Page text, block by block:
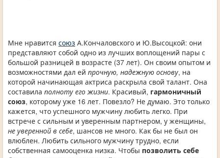
Мне нравится союз А.Кончаловского и Ю.Высоцкой: они
представляют собой одно из лучших воплощений пары с
большой разницей в возрасте (37 лет). Он своим опытом и
возможностями дал ей прочную, надежную основу, на
которой начинающая актриса раскрыла свой талант. Она
составила полноту его жизни. Красивый, гармоничный
союз, которому уже 16 лет. Повезло? Не думаю. Это только
кажется, что успешного мужчину любить легко. При
встрече с сильным и уверенным партнером, у женщины,
не уверенной в себе, шансов не много. Как бы не был он
влюблен. Любить сильного мужчину трудно, если
собственная самооценка низка. Чтобы позволить себе